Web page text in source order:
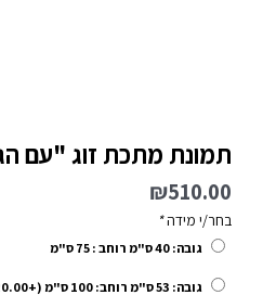
תמונת מתכת זוג "עם
₪510.00
בחר/י מידה*
גובה: 40 ס"מ רוחב : 75 ס"מ
גובה: 53 ס"מ רוחב: 100 ס"מ (+
"עם
לים"